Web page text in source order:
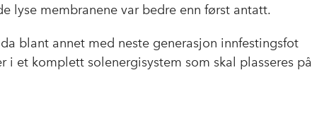
lyse membranene var bedre enn først antatt.
blant annet med neste generasjon innfestingsfot
i et komplett solenergisystem som skal plasseres på